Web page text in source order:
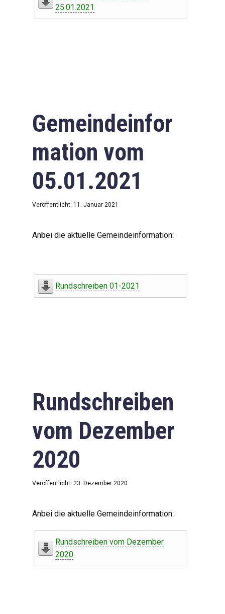
25.01.2021
Gemeindeinfor
mation vom
05.01.2021
Veröffentlicht: 11. Januar 2021
Anbei die aktuelle Gemeindeinformation:
Rundschreiben 01-2021
Rundschreiben
vom Dezember
2020
Veröffentlicht: 23. Dezember 2020
Anbei die aktuelle Gemeindeinformation:
Rundschreiben vom Dezember
2020